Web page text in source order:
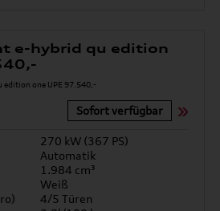
e-hybrid qu edition
Sofort verfügbar
270 kW (367 PS)
Automatik
1.984 cm³
Weiß
4/5 Türen